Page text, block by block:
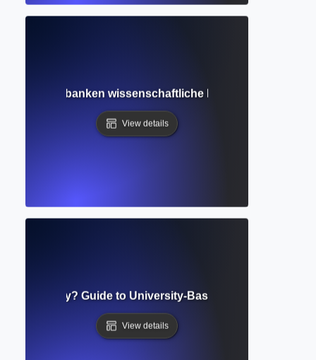
wie Datenbanken wissenschaftliche Informationen
View details
Repository? Guide to University-Based Research
View details